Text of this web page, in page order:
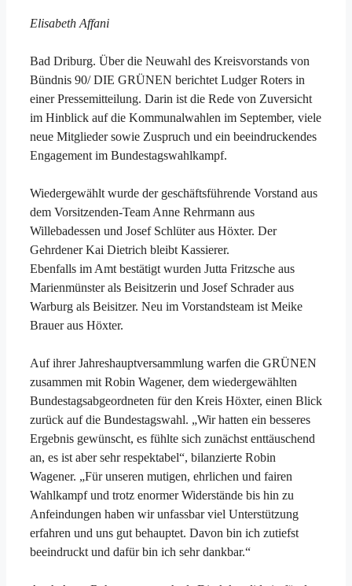
Elisabeth Affani
Bad Driburg. Über die Neuwahl des Kreisvorstands von
Bündnis 90/ DIE GRÜNEN berichtet Ludger Roters in
einer Pressemitteilung. Darin ist die Rede von Zuversicht
im Hinblick auf die Kommunalwahlen im September, viele
neue Mitglieder sowie Zuspruch und ein beeindruckendes
Engagement im Bundestagswahlkampf.
Wiedergewählt wurde der geschäftsführende Vorstand aus
dem Vorsitzenden-Team Anne Rehrmann aus
Willebadessen und Josef Schlüter aus Höxter. Der
Gehrdener Kai Dietrich bleibt Kassierer.
Ebenfalls im Amt bestätigt wurden Jutta Fritzsche aus
Marienmünster als Beisitzerin und Josef Schrader aus
Warburg als Beisitzer. Neu im Vorstandsteam ist Meike
Brauer aus Höxter.
Auf ihrer Jahreshauptversammlung warfen die GRÜNEN
zusammen mit Robin Wagener, dem wiedergewählten
Bundestagsabgeordneten für den Kreis Höxter, einen Blick
zurück auf die Bundestagswahl. „Wir hatten ein besseres
Ergebnis gewünscht, es fühlte sich zunächst enttäuschend
an, es ist aber sehr respektabel“, bilanzierte Robin
Wagener. „Für unseren mutigen, ehrlichen und fairen
Wahlkampf und trotz enormer Widerstände bis hin zu
Anfeindungen haben wir unfassbar viel Unterstützung
erfahren und uns gut behauptet. Davon bin ich zutiefst
beeindruckt und dafür bin ich sehr dankbar.“